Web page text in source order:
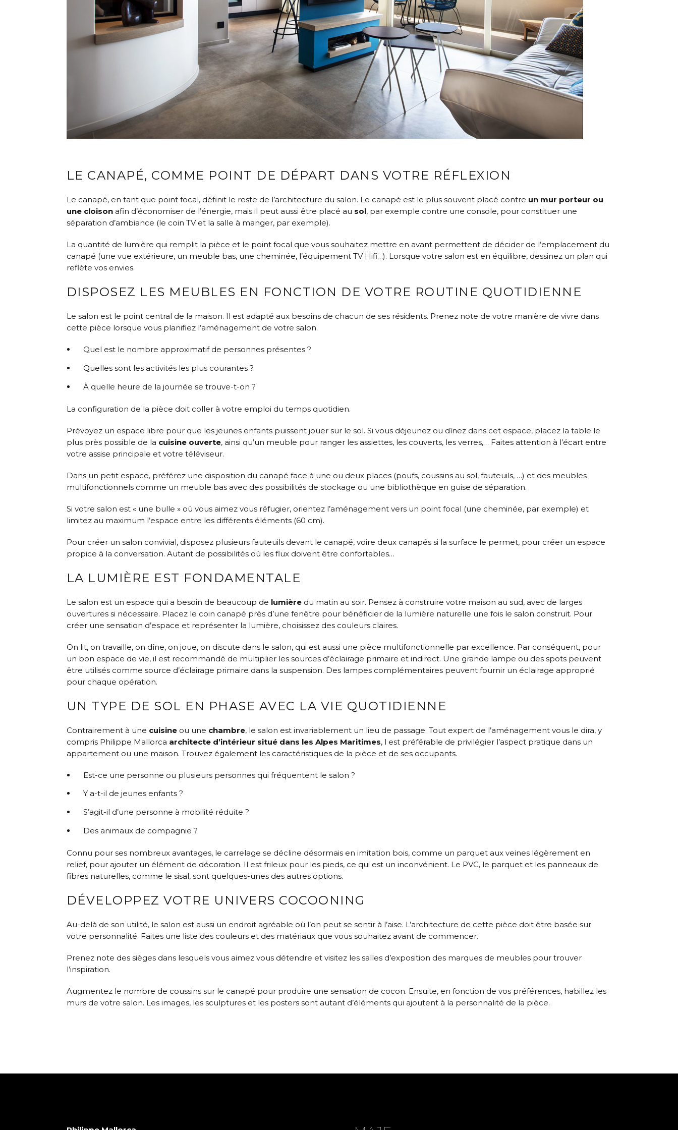
LE CANAPÉ, COMME POINT DE DÉPART DANS VOTRE RÉFLEXION
Le canapé, en tant que point focal, définit le reste de l’architecture du salon. Le canapé est le plus souvent placé contre un mur porteur ou
une cloisonafin d’économiser de l’énergie, mais il peut aussi être placé au sol, par exemple contre une console, pour constituer une
séparation d’ambiance (le coin TV et la salle à manger, par exemple).
La quantité de lumière qui remplit la pièce et le point focal que vous souhaitez mettre en avant permettent de décider de l’emplacement du
canapé (une vue extérieure, un meuble bas, une cheminée, l’équipement TV Hifi…). Lorsque votre salon est en équilibre, dessinez un plan qui
reflète vos envies.
DISPOSEZ LES MEUBLES EN FONCTION DE VOTRE ROUTINE QUOTIDIENNE
Le salon est le point central de la maison. Il est adapté aux besoins de chacun de ses résidents. Prenez note de votre manière de vivre dans
cette pièce lorsque vous planifiez l’aménagement de votre salon.
Quel est le nombre approximatif de personnes présentes ?
Quelles sont les activités les plus courantes ?
À quelle heure de la journée se trouve-t-on ?
La configuration de la pièce doit coller à votre emploi du temps quotidien.
Prévoyez un espace libre pour que les jeunes enfants puissent jouer sur le sol. Si vous déjeunez ou dînez dans cet espace, placez la table le
plus près possible de la cuisine ouverte, ainsi qu’un meuble pour ranger les assiettes, les couverts, les verres,… Faites attention à l’écart entre
votre assise principale et votre téléviseur.
Dans un petit espace, préférez une disposition du canapé face à une ou deux places (poufs, coussins au sol, fauteuils, …) et des meubles
multifonctionnels comme un meuble bas avec des possibilités de stockage ou une bibliothèque en guise de séparation.
Si votre salon est « une bulle » où vous aimez vous réfugier, orientez l’aménagement vers un point focal (une cheminée, par exemple) et
limitez au maximum l’espace entre les différents éléments (60 cm).
Pour créer un salon convivial, disposez plusieurs fauteuils devant le canapé, voire deux canapés si la surface le permet, pour créer un espace
propice à la conversation. Autant de possibilités où les flux doivent être confortables…
LA LUMIÈRE EST FONDAMENTALE
Le salon est un espace qui a besoin de beaucoup de lumièredu matin au soir. Pensez à construire votre maison au sud, avec de larges
ouvertures si nécessaire. Placez le coin canapé près d’une fenêtre pour bénéficier de la lumière naturelle une fois le salon construit. Pour
créer une sensation d’espace et représenter la lumière, choisissez des couleurs claires.
On lit, on travaille, on dîne, on joue, on discute dans le salon, qui est aussi une pièce multifonctionnelle par excellence. Par conséquent, pour
un bon espace de vie, il est recommandé de multiplier les sources d’éclairage primaire et indirect. Une grande lampe ou des spots peuvent
être utilisés comme source d’éclairage primaire dans la suspension. Des lampes complémentaires peuvent fournir un éclairage approprié
pour chaque opération.
UN TYPE DE SOL EN PHASE AVEC LA VIE QUOTIDIENNE
Contrairement à une cuisineou une chambre, le salon est invariablement un lieu de passage. Tout expert de l’aménagement vous le dira, y
compris Philippe Mallorca architecte d’intérieur situé dans les Alpes Maritimes, l est préférable de privilégier l’aspect pratique dans un
appartement ou une maison. Trouvez également les caractéristiques de la pièce et de ses occupants.
Est-ce une personne ou plusieurs personnes qui fréquentent le salon ?
Y a-t-il de jeunes enfants ?
S’agit-il d’une personne à mobilité réduite ?
Des animaux de compagnie ?
Connu pour ses nombreux avantages, le carrelage se décline désormais en imitation bois, comme un parquet aux veines légèrement en
relief, pour ajouter un élément de décoration. Il est frileux pour les pieds, ce qui est un inconvénient. Le PVC, le parquet et les panneaux de
fibres naturelles, comme le sisal, sont quelques-unes des autres options.
DÉVELOPPEZ VOTRE UNIVERS COCOONING
Au-delà de son utilité, le salon est aussi un endroit agréable où l’on peut se sentir à l’aise. L’architecture de cette pièce doit être basée sur
votre personnalité. Faites une liste des couleurs et des matériaux que vous souhaitez avant de commencer.
Prenez note des sièges dans lesquels vous aimez vous détendre et visitez les salles d’exposition des marques de meubles pour trouver
l’inspiration.
Augmentez le nombre de coussins sur le canapé pour produire une sensation de cocon. Ensuite, en fonction de vos préférences, habillez les
murs de votre salon. Les images, les sculptures et les posters sont autant d’éléments qui ajoutent à la personnalité de la pièce.